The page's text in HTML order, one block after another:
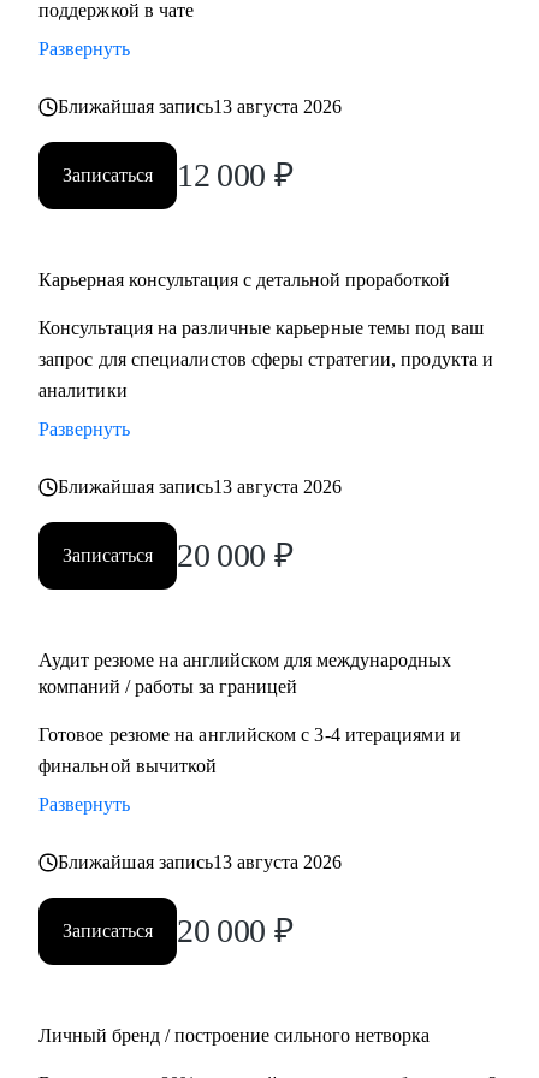
продающее резюме / LinkedIn
• Проведу mock-interview и дам практические
• Научу нетворчить эффективно и с результатом для
карьеры
• Для тех, кто только задумался о получении визы талантов
в США (EB1-A, O1), расскажу о процессе, поделюсь
организации для закрытия критериев
поступления, а также проверкой материалов (например,
эссе, резюме, рекомендательные письма)
Кому могу помочь:
• Хочет найти работу в IT, FMCG, e-commerce на позициях:
Analytics, Strategy & Ops, Go-To-Market, Product
Management, Project Management
• Планирует переехать в Европу или США или уже ищет
• Думает об иммиграции в США по визе талантов О1 /
ЕВ1-А
поддержкой в чате
Развернуть
Ближайшая запись13 августа 2026
Записаться 12 000 ₽
Карьерная консультация с детальной проработкой
Консультация на различные карьерные темы под ваш
запрос для специалистов сферы стратегии, продукта и
аналитики
Развернуть
Ближайшая запись13 августа 2026
Записаться 20 000 ₽
Аудит резюме на английском для международных
компаний / работы за границей
Готовое резюме на английском с 3-4 итерациями и
финальной вычиткой
Развернуть
Ближайшая запись13 августа 2026
Записаться 20 000 ₽
Личный бренд / построение сильного нетворка